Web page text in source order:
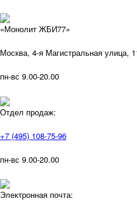
«Монолит ЖБИ77»
Москва, 4-я Магистральная улица,
пн-вс 9.00-20.00
Отдел продаж:
+7 (495) 108-75-96
пн-вс 9.00-20.00
Электронная почта: